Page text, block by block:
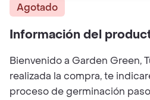
Agotado
Información del
Bienvenido a Garden Green,
realizada la compra, te
proceso de germinación